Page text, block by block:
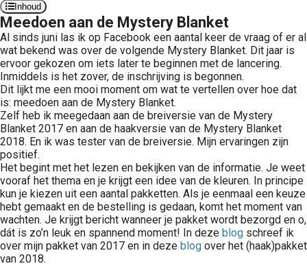
Inhoud
Meedoen aan de Mystery Blanket
Al sinds juni las ik op Facebook een aantal keer de vraag of er al
wat bekend was over de volgende Mystery Blanket. Dit jaar is
ervoor gekozen om iets later te beginnen met de lancering.
Inmiddels is het zover, de inschrijving is begonnen.
Dit lijkt me een mooi moment om wat te vertellen over hoe dat
is: meedoen aan de Mystery Blanket.
Zelf heb ik meegedaan aan de breiversie van de Mystery
Blanket 2017 en aan de haakversie van de Mystery Blanket
2018. En ik was tester van de breiversie. Mijn ervaringen zijn
positief.
Het begint met het lezen en bekijken van de informatie. Je weet
vooraf het thema en je krijgt een idee van de kleuren. In principe
kun je kiezen uit een aantal pakketten. Als je eenmaal een keuze
hebt gemaakt en de bestelling is gedaan, komt het moment van
wachten. Je krijgt bericht wanneer je pakket wordt bezorgd en o,
dát is zo’n leuk en spannend moment! In deze blog schreef ik
over mijn pakket van 2017 en in deze blog over het (haak)pakket
van 2018.